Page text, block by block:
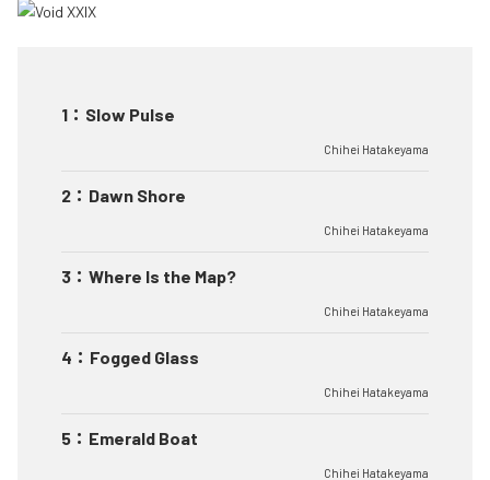
1 ： Slow Pulse
Chihei Hatakeyama
2 ： Dawn Shore
Chihei Hatakeyama
3 ： Where Is the Map?
Chihei Hatakeyama
4 ： Fogged Glass
Chihei Hatakeyama
5 ： Emerald Boat
Chihei Hatakeyama